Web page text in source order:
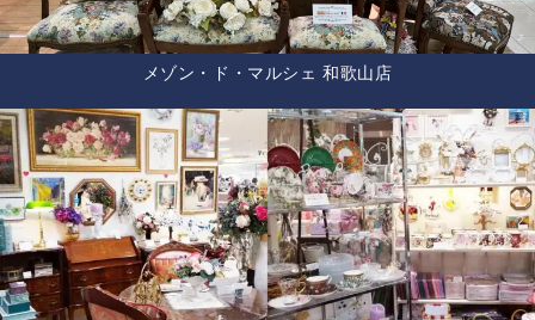
メゾン・ド・マルシェ 和歌山店